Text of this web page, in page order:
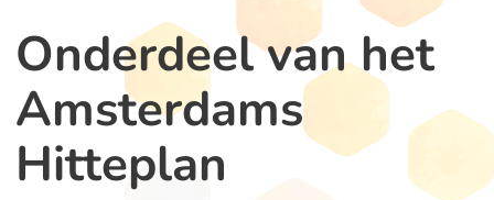
Onderdeel van het
Amsterdams
Hitteplan